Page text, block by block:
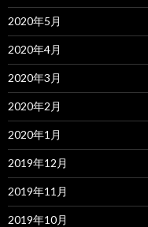
2020年5月
2020年4月
2020年3月
2020年2月
2020年1月
2019年12月
2019年11月
2019年10月